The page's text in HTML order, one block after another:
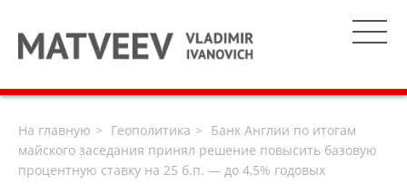
На главную Геополитика
Банк Англии по итогам
майского заседания принял решение повысить базовую
процентную ставку на 25 б.п. — до 4,5% годовых